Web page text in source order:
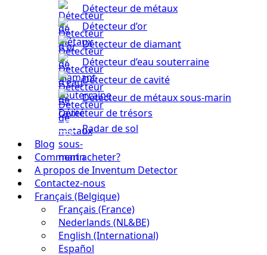
Détecteur de métaux
Détecteur d’or
Détecteur de diamant
Détecteur d’eau souterraine
Détecteur de cavité
Détecteur de métaux sous-marin
Détecteur de trésors
Radar de sol
Blog
Comment acheter?
A propos de Inventum Detector
Contactez-nous
Français (Belgique)
Français (France)
Nederlands (NL&BE)
English (International)
Español